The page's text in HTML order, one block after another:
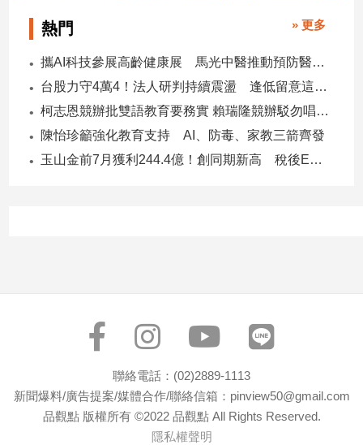
熱門 » 更多
攜AI科技參展高齡健康展 馬光中醫推動預防醫學迎接長壽新經濟
台股力守4萬4！法人研判持續震盪 逢低留意這些族群
柯志恩競辦批雙語教育要務實 賴瑞隆競辦駁勿唱衰高雄
陳怡珍籲強化教育支持 AI、防毒、家教三箭齊發
玉山金前7月獲利244.4億！創同期新高 稅後EPS自結1.51元
聯絡電話：(02)2889-1113
新聞爆料/廣告提案/媒體合作/聯絡信箱：pinview50@gmail.com
品觀點 版權所有 ©2022 品觀點 All Rights Reserved.
隱私權聲明